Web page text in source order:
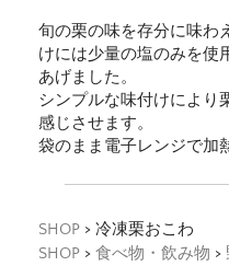
旬の栗の味を存分に味わ
けには少量の塩のみを使
あげました。
シンプルな味付けにより
感じさせます。
袋のまま電子レンジで加
SHOP > 冷凍栗おこわ
SHOP > 食べ物・飲み物 >